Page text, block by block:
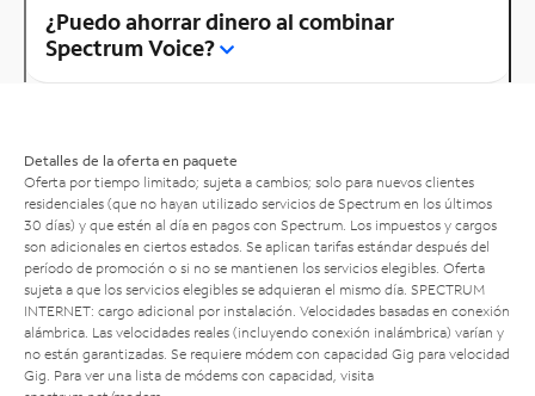
¿Puedo ahorrar dinero al combinar
Spectrum Voice?
Detalles de la oferta en paquete
Oferta por tiempo limitado; sujeta a cambios; solo para nuevos clientes
residenciales (que no hayan utilizado servicios de Spectrum en los últimos
30 días) y que estén al día en pagos con Spectrum. Los impuestos y cargos
son adicionales en ciertos estados. Se aplican tarifas estándar después del
período de promoción o si no se mantienen los servicios elegibles. Oferta
sujeta a que los servicios elegibles se adquieran el mismo día. SPECTRUM
INTERNET: cargo adicional por instalación. Velocidades basadas en conexión
alámbrica. Las velocidades reales (incluyendo conexión inalámbrica) varían y
no están garantizadas. Se requiere módem con capacidad Gig para velocidad
Gig. Para ver una lista de módems con capacidad, visita